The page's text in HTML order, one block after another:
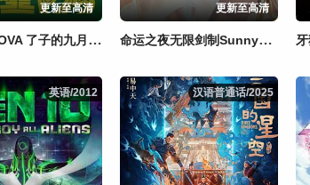
更新至高清
福星小子 OVA 了子的九月茶会
更新至高清
命运之夜无限剑制SunnyDay
英语/2012
英语/2012 汉语普通话/2025
汉语普通话/2025